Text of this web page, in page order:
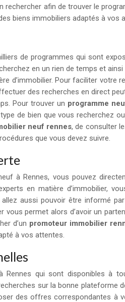
rechercher afin de trouver le
biens immobiliers adaptés à vos
de programmes qui sont
en un rien de temps et
d’immobilier. Pour faciliter
des recherches en direct
Pour trouver un programme
de bien que vous recherchez
neuf rennes, de consulter
que vous devez suivre.
à Rennes, vous pouvez
en matière d’immobilier,
aussi pouvoir être informé
vous permet alors d’avoir un
d’un promoteur immobilier
à vos attentes.
Rennes qui sont disponibles à
sur la bonne
des offres correspondantes à